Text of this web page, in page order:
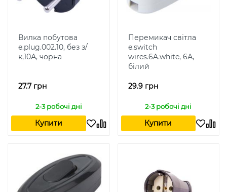
Вилка побутова
e.plug.002.10, без з/
к,10А, чорна
27.7 грн
2-3 робочі дні
Купити
Перемикач світла
e.switch
wires.6A.white, 6А,
білий
29.9 грн
2-3 робочі дні
Купити